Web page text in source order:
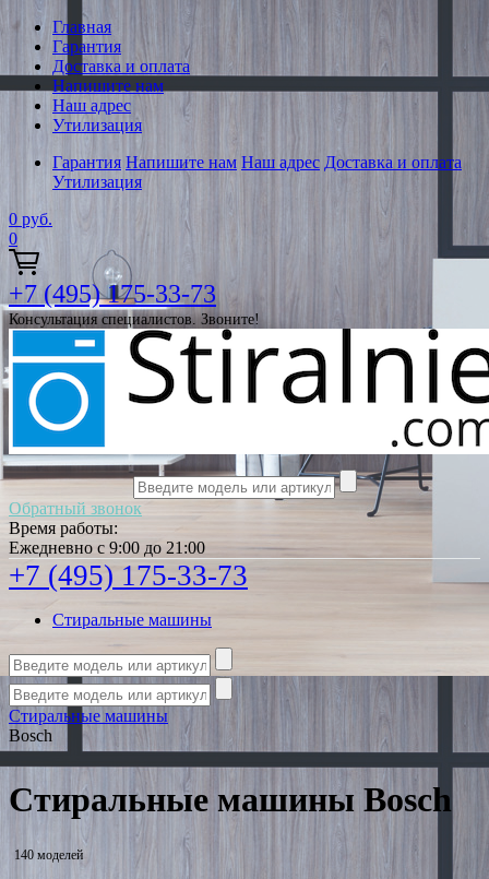
Главная
Гарантия
Доставка и оплата
Напишите нам
Наш адрес
Утилизация
Гарантия Напишите нам Наш адрес Доставка и оплата
Утилизация
0 руб.
0
+7 (495) 175-33-73
Консультация специалистов. Звоните!
Обратный звонок
Время работы:
Ежедневно с 9:00 до 21:00
+7 (495) 175-33-73
Стиральные машины
Стиральные машины
Bosch
Стиральные машины Bosch
140 моделей